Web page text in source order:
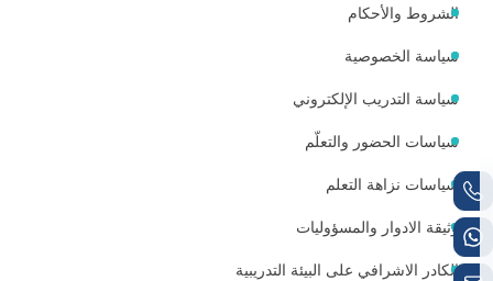
الشروط والأحكام
سياسة الخصوصية
سياسة التدريب الإلكتروني
سياسات الحضور والتعلّم
سياسات نزاهة التعلم
وثيقة الادوار والمسؤوليات
الكادر الاشرافي على البيئة التدريبية